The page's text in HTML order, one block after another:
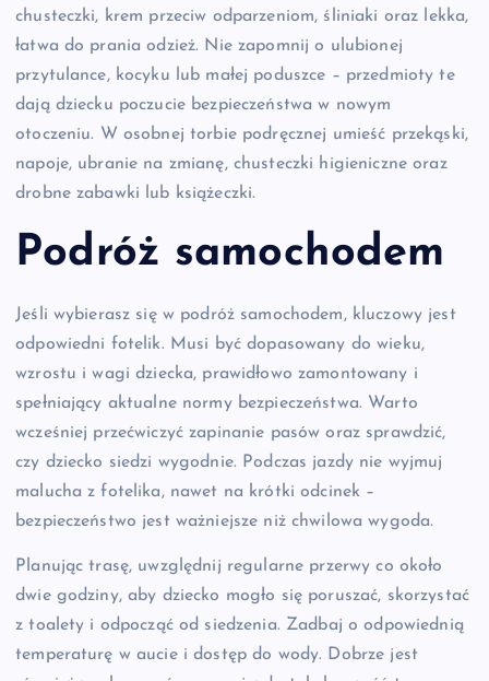
chusteczki, krem przeciw odparzeniom, śliniaki oraz lekka,
łatwa do prania odzież. Nie zapomnij o ulubionej
przytulance, kocyku lub małej poduszce – przedmioty te
dają dziecku poczucie bezpieczeństwa w nowym
otoczeniu. W osobnej torbie podręcznej umieść przekąski,
napoje, ubranie na zmianę, chusteczki higieniczne oraz
drobne zabawki lub książeczki.
Podróż samochodem
Jeśli wybierasz się w podróż samochodem, kluczowy jest
odpowiedni fotelik. Musi być dopasowany do wieku,
wzrostu i wagi dziecka, prawidłowo zamontowany i
spełniający aktualne normy bezpieczeństwa. Warto
wcześniej przećwiczyć zapinanie pasów oraz sprawdzić,
czy dziecko siedzi wygodnie. Podczas jazdy nie wyjmuj
malucha z fotelika, nawet na krótki odcinek –
bezpieczeństwo jest ważniejsze niż chwilowa wygoda.
Planując trasę, uwzględnij regularne przerwy co około
dwie godziny, aby dziecko mogło się poruszać, skorzystać
z toalety i odpocząć od siedzenia. Zadbaj o odpowiednią
temperaturę w aucie i dostęp do wody. Dobrze jest